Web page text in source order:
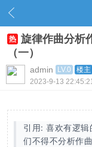
热 旋律作曲分析
（一）
admin LV.0 楼主
2023-9-13
引用: 喜欢有逻
们不得不分析作